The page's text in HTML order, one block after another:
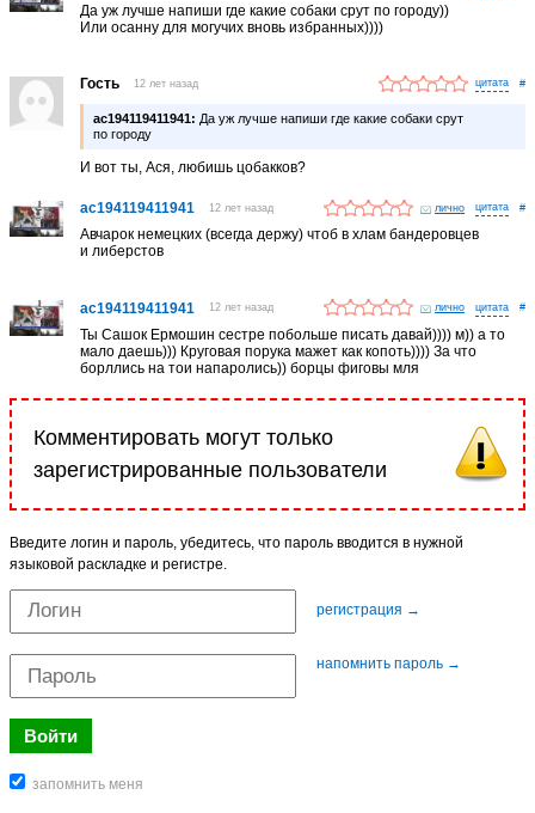
Да уж лучше напиши где какие собаки срут по городу))
Или осанну для могучих вновь избранных))))
Гость 12 лет назад #
ac194119411941: Да уж лучше напиши где какие собаки срут
по городу
И вот ты, Ася, любишь цобакков?
ac194119411941 12 лет назад лично #
Авчарок немецких (всегда держу) чтоб в хлам бандеровцев
и либерстов
ac194119411941 12 лет назад лично #
Ты Сашок Ермошин сестре побольше писать давай)))) м)) а то
мало даешь))) Круговая порука мажет как копоть)))) За что
борллись на тои напаролись)) борцы фиговы мля
Комментировать могут только
зарегистрированные пользователи
Введите логин и пароль, убедитесь, что пароль вводится в нужной
языковой раскладке и регистре.
регистрация →
напомнить пароль →